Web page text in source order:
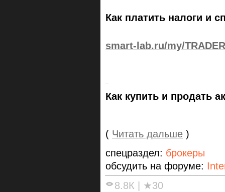
Как платить налоги и
smart-lab.ru/my/
Как купить и продать
( Читать дальше )
спецраздел: брокеры
обсудить на форуме:
8.8К
★30